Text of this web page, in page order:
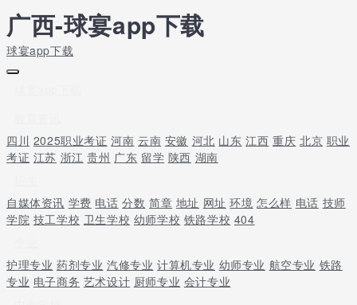
广西-球宴app下载
球宴app下载
四川 2025职业考证 河南 云南 安徽 河北 山东 江西 重庆 北京 职业
考证 江苏 浙江 贵州 广东 留学 陕西 湖南
自媒体资讯 学费 电话 分数 简章 地址 网址 环境 怎么样 电话 技师
学院 技工学校 卫生学校 幼师学校 铁路学校 404
护理专业 药剂专业 汽修专业 计算机专业 幼师专业 航空专业 铁路
专业 电子商务 艺术设计 厨师专业 会计专业